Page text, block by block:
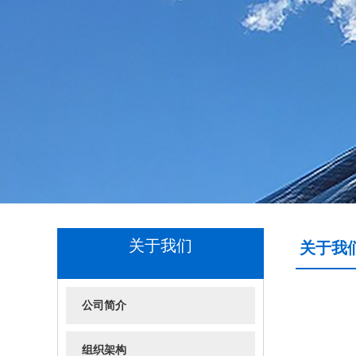
关于我们
公司简介
组织架构
关于我